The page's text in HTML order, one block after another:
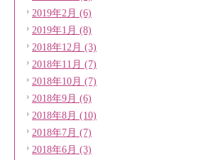
2019年2月 (6)
2019年1月 (8)
2018年12月 (3)
2018年11月 (7)
2018年10月 (7)
2018年9月 (6)
2018年8月 (10)
2018年7月 (7)
2018年6月 (3)